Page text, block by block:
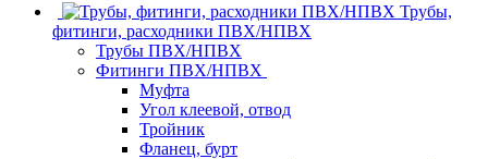
Трубы,
фитинги, расходники ПВХ/НПВХ
Трубы ПВХ/НПВХ
Фитинги ПВХ/НПВХ
Муфта
Угол клеевой, отвод
Тройник
Фланец, бурт